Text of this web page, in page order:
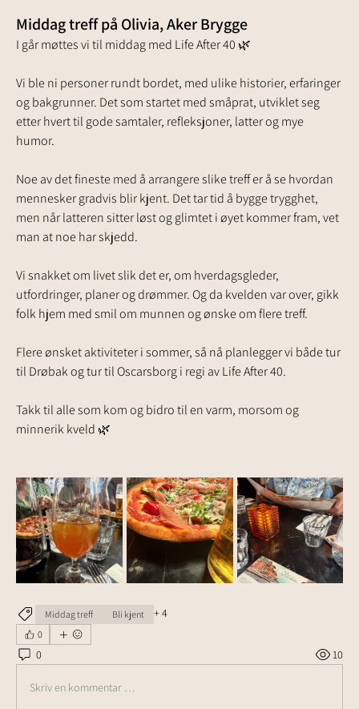
Middag treff på Olivia, Aker Brygge
I går møttes vi til middag med Life After 40 🌿
Vi ble ni personer rundt bordet, med ulike historier, erfaringer
og bakgrunner. Det som startet med småprat, utviklet seg
etter hvert til gode samtaler, refleksjoner, latter og mye
humor.
Noe av det fineste med å arrangere slike treff er å se hvordan
mennesker gradvis blir kjent. Det tar tid å bygge trygghet,
men når latteren sitter løst og glimtet i øyet kommer fram, vet
man at noe har skjedd.
Vi snakket om livet slik det er, om hverdagsgleder,
utfordringer, planer og drømmer. Og da kvelden var over, gikk
folk hjem med smil om munnen og ønske om flere treff.
Flere ønsket aktiviteter i sommer, så nå planlegger vi både tur
til Drøbak og tur til Oscarsborg i regi av Life After 40.
Takk til alle som kom og bidro til en varm, morsom og
minnerik kveld 🌿
Middag treff Bli kjent +4
0
0 10
Skriv en kommentar …